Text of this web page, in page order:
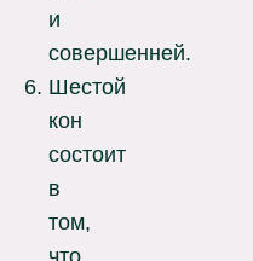
и
совершенней.
Шестой
кон
состоит
в
том,